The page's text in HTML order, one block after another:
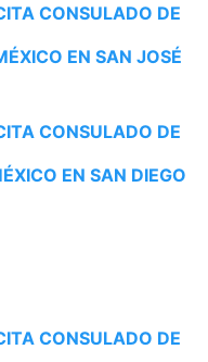
CONSULADO DE
EN SAN JOSÉ
CONSULADO DE
EN SAN DIEGO
CONSULADO DE